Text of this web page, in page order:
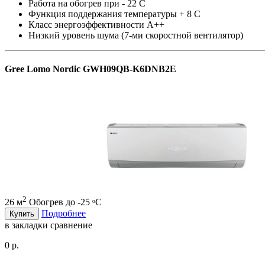
Работа на обогрев при - 22 С
Функция поддержания температуры + 8 С
Класс энергоэффективности A++
Низкий уровень шума (7-ми скоростной вентилятор)
Gree Lomo Nordic GWH09QB-K6DNB2E
26 м2 Обогрев до -25 ᵒC
Купить
Подробнее
в закладки сравнение
0 р.